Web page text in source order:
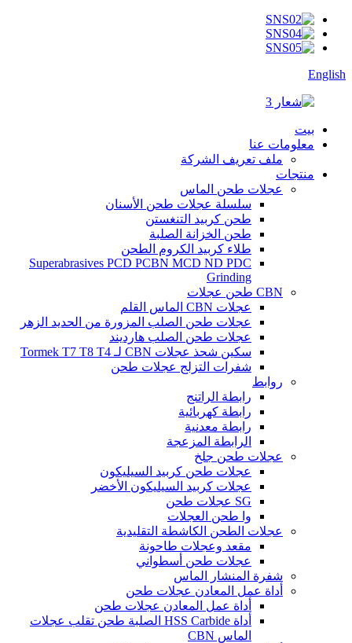
English
بيت
معلومات عنا
ملف تعريف الشركة
منتجات
عجلات طحن الماس
سلسلة عجلات طحن الأسنان
طحن كربيد التنغستن
طحن الخزانة الصلبة
طلاء كربيد الكروم الطحن
Superabrasives PCD PCBN MCD ND PDC
Grinding
CBN طحن عجلات
عجلات CBN الماس القلم
عجلات طحن الصلب المزورة من الحديد الزهر
عجلات طحن الصلب هارديند
سكين شحذ عجلات CBN لـ Tormek T7 T8 T4
شفرات التزلج عجلات طحن
روابط
رابطة الراتنج
رابطة كهربائية
رابطة معدنية
الرابطة المزعجة
عجلات طحن جلخ
عجلات طحن كربيد السيليكون
عجلات كربيد السيليكون الأخضر
SG عجلات طحن
وا طحن العجلات
عجلات الطحن الكاشطة التقليدية
مقعد وعجلات طاحونة
عجلات طحن أسطواني
شفرة المنشار الماس
أداة عمل المعادن عجلات طحن
أداة عمل المعادن عجلات طحن
أداة HSS Carbide الصلبة طحن تقلب عجلات
الماس CBN